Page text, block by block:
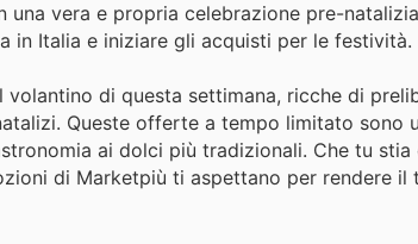
una vera e propria celebrazione pre-
in Italia e iniziare gli acquisti per le festività.
volantino di questa settimana, ricche di
Queste offerte a tempo limitato sono
ai dolci più tradizionali. Che tu
di Marketpiù ti aspettano per rendere